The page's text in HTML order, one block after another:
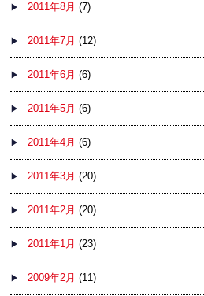
2011年8月 (7)
2011年7月 (12)
2011年6月 (6)
2011年5月 (6)
2011年4月 (6)
2011年3月 (20)
2011年2月 (20)
2011年1月 (23)
2009年2月 (11)